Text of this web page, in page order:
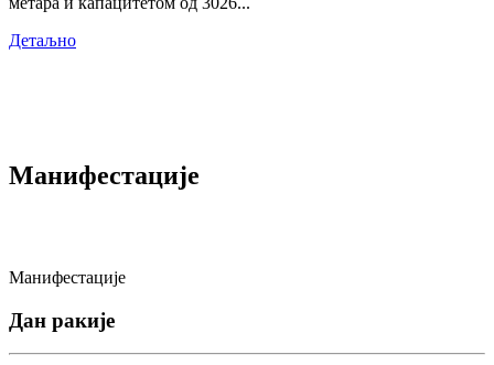
Детаљно
Манифестације
Манифестације
Дан ракије